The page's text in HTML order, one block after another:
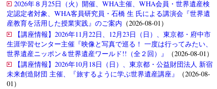
2026年８月25日（火）開催、WHA主催、WHA会員・世界遺産検
定認定者対象、WHA客員研究員・石橋 生 氏による講演会『世界遺
産教育を活用した授業実践』のご案内 （2026-08-01）
【講座情報】2026年11月22日、12月23日（日）、東京都・府中市
生涯学習センター主催『映像と写真で巡る！ 一度は行ってみたい、
世界遺産ニッポン＆世界遺産ワールド!!（全２回）』
（2026-08-01）
【講座情報】2026年10月18日（日）、東京都・公益財団法人 新宿
未来創造財団 主催、『旅するように学ぶ世界遺産講座』
（2026-08-
01）